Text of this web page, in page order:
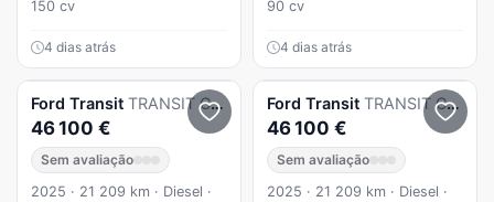
150 cv
4 dias atrás
90 cv
4 dias atrás
Ford Transit TRANSIT CUSTOM KOMBI 320 L2 2.0 EcoBlue Trend
46 100 €
Sem avaliação
2025 · 21 209 km · Diesel ·
Ford Transit TRANSIT CUSTOM KOMBI 320 L2 2.0 EcoBlue Trend
46 100 €
Sem avaliação
2025 · 21 209 km · Diesel ·